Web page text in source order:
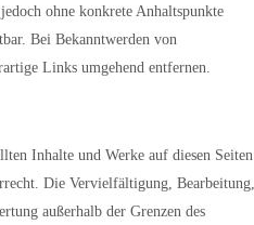
ohne konkrete Anhaltspunkte
Bei Bekanntwerden von
Links umgehend entfernen.
Inhalte und Werke auf diesen Seiten
Die Vervielfältigung, Bearbeitung,
außerhalb der Grenzen des